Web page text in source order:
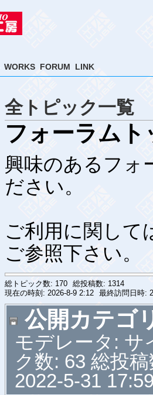
WORKS FORUM LINK
全トピック一覧
フォーラムト
興味のあるフォ
ださい。
ご利用に関して
ご参照下さい。
総トピック数: 170 総投稿数: 1314
現在の時刻: 2026-8-9 2:12 最終訪問日時:
公開カテゴ
モデレータ: サ
ク数: 63 総投
2022-5-31